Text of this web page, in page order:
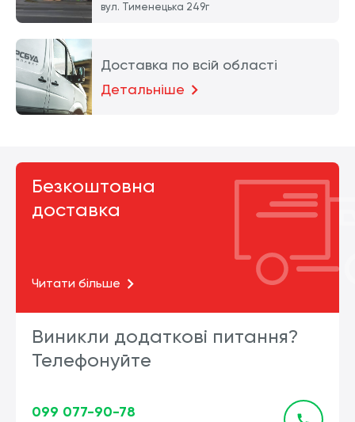
вул. Тименецька 249г
Доставка по всій області
Детальніше
Безкоштовна
доставка
Читати більше
Виникли додаткові питання?
Телефонуйте
099 077-90-78